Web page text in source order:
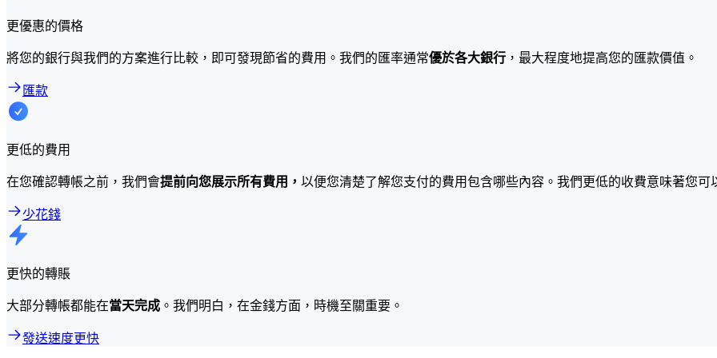
更優惠的價格
將您的銀行與我們的方案進行比較，即可發現節省的費用。我們的匯率通常優於各大銀行 ，最大程度地提高您的匯款價值。
匯款
更低的費用
在您確認轉帳之前，我們會提前向您展示所有費用， 以便您清楚了解您支付的費用包含哪些內容。我們更低的收費意味著您可
少花錢
更快的轉賬
大部分轉帳都能在當天完成 。我們明白，在金錢方面，時機至關重要。
發送速度更快